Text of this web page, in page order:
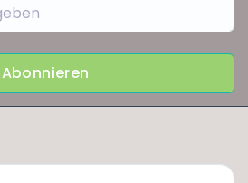
Abonnieren